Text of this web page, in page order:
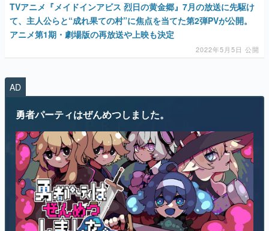
TVアニメ『メイドインアビス 烈日の黄金郷』7月の放送に先駆け
て、主人公らと“成れ果ての村”に焦点を当てた第2弾PVが公開。
アニメ第1期・劇場版の再放送や上映も決定
2022年5月5日 公開
AD
勇者パーティはぜんめつしました。